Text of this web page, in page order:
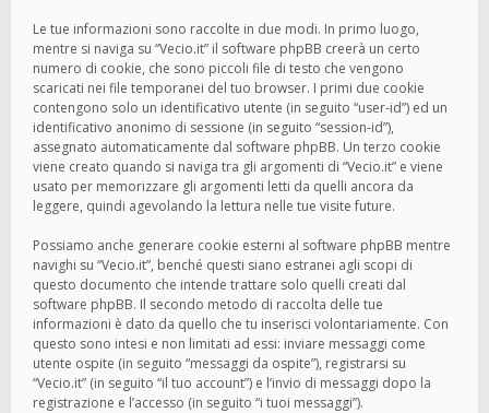
Le tue informazioni sono raccolte in due modi. In primo luogo,
mentre si naviga su “Vecio.it” il software phpBB creerà un certo
numero di cookie, che sono piccoli file di testo che vengono
scaricati nei file temporanei del tuo browser. I primi due cookie
contengono solo un identificativo utente (in seguito “user-id”) ed un
identificativo anonimo di sessione (in seguito “session-id”),
assegnato automaticamente dal software phpBB. Un terzo cookie
viene creato quando si naviga tra gli argomenti di “Vecio.it” e viene
usato per memorizzare gli argomenti letti da quelli ancora da
leggere, quindi agevolando la lettura nelle tue visite future.
Possiamo anche generare cookie esterni al software phpBB mentre
navighi su “Vecio.it”, benché questi siano estranei agli scopi di
questo documento che intende trattare solo quelli creati dal
software phpBB. Il secondo metodo di raccolta delle tue
informazioni è dato da quello che tu inserisci volontariamente. Con
questo sono intesi e non limitati ad essi: inviare messaggi come
utente ospite (in seguito “messaggi da ospite”), registrarsi su
“Vecio.it” (in seguito “il tuo account”) e l’invio di messaggi dopo la
registrazione e l’accesso (in seguito “i tuoi messaggi”).